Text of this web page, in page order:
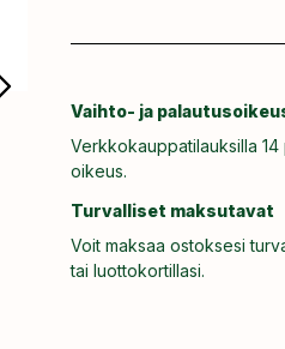
Vaihto- ja
Verkkokauppatilauksilla
oikeus.
Turvalliset maksutavat
Voit maksaa ostoksesi
tai luottokortillasi.